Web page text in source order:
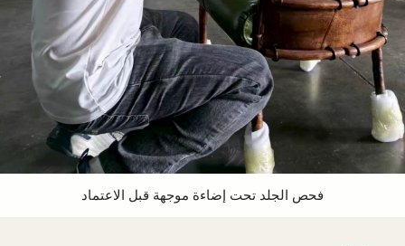
فحص الجلد تحت إضاءة موجهة قبل الاعتماد